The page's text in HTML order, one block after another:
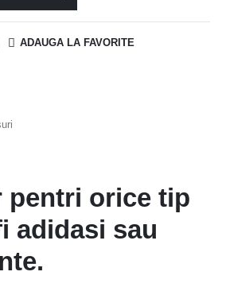
ADAUGA LA FAVORITE
pentri orice tip
adidasi sau